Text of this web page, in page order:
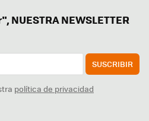
NEWSLETTER
SUSCRIBIR
política de privacidad